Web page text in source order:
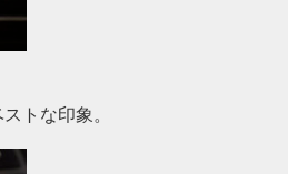
トな印象。